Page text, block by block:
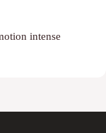
intense